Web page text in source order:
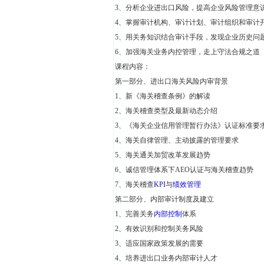
3、分析企业进出口风险，提高企业风险管理意
4、掌握审计机构、审计计划、审计组织和审计
5、用关务知识结合审计手段，发现企业历史问
6、加强海关业务内控管理，走上守法合规之道
课程内容：
第一部分、进出口海关风险内审背景
1、新《海关稽查条例》的解读
2、海关稽查类型及最新动态介绍
3、《海关企业信用管理暂行办法》认证标准要
4、海关自律管理、主动披露的管理要求
5、海关通关加贸改革发展趋势
6、诚信管理体系下AEO认证与海关稽查趋势
7、海关稽查KPI与绩效管理
第二部分、内部审计制度及建立
1、完善关务内部控制 体系
2、有效识别和控制关务风险
3、适应国家政策发展的需要
4、培养进出口业务内部审计人才